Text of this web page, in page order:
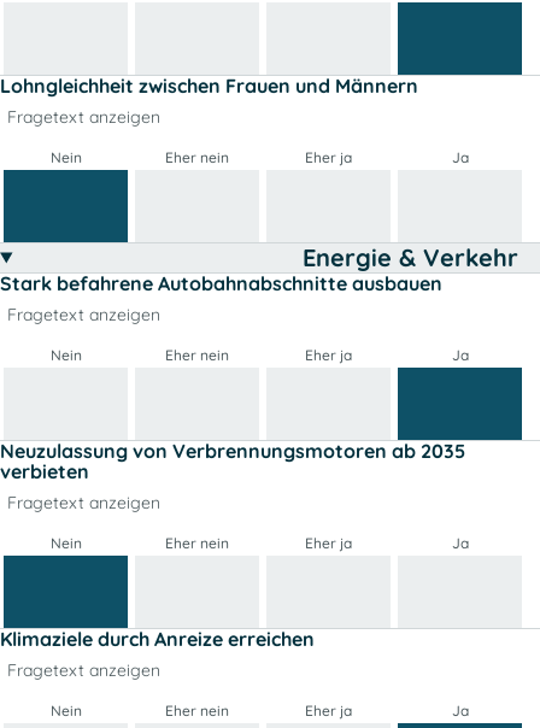
Lohngleichheit zwischen Frauen und Männern
Fragetext anzeigen
Nein Eher nein Eher ja Ja
Energie & Verkehr
Stark befahrene Autobahnabschnitte ausbauen
Fragetext anzeigen
Nein Eher nein Eher ja Ja
Neuzulassung von Verbrennungsmotoren ab 2035
verbieten
Fragetext anzeigen
Nein Eher nein Eher ja Ja
Klimaziele durch Anreize erreichen
Fragetext anzeigen
Nein Eher nein Eher ja Ja